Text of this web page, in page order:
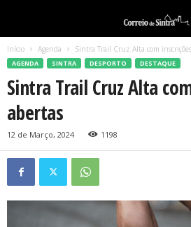
Início Agenda Sintra Trail Cruz Alta com
AGENDA SINTRA DESPORTO DESTAQUE
Sintra Trail Cruz Alta
abertas
12 de Março, 2024 1198